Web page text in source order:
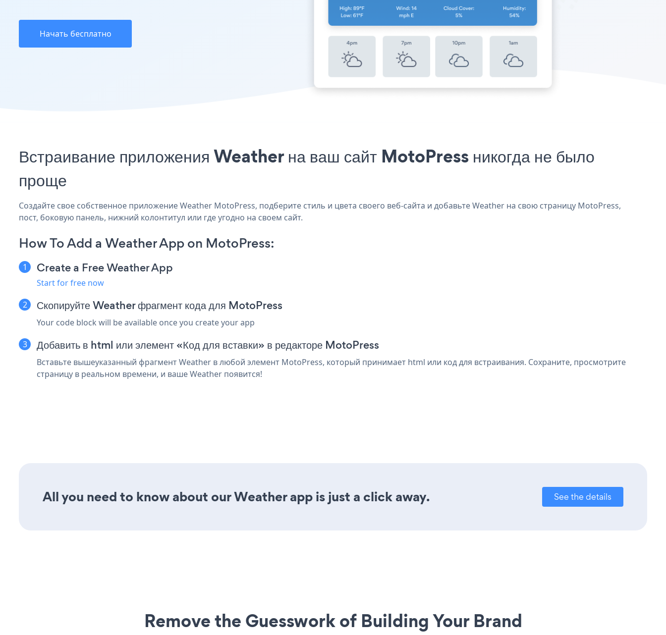
Начать бесплатно
Встраивание приложения Weather на ваш сайт MotoPress никогда не было
проще
Создайте свое собственное приложение Weather MotoPress, подберите стиль и цвета своего веб-сайта и добавьте Weather на свою страницу MotoPress,
пост, боковую панель, нижний колонтитул или где угодно на своем сайт.
How To Add a Weather App on MotoPress:
Create a Free Weather App
Start for free now
Скопируйте Weather фрагмент кода для MotoPress
Your code block will be available once you create your app
Добавить в html или элемент «Код для вставки» в редакторе MotoPress
Вставьте вышеуказанный фрагмент Weather в любой элемент MotoPress, который принимает html или код для встраивания. Сохраните, просмотрите
страницу в реальном времени, и ваше Weather появится!
All you need to know about our Weather app is just a click away. See the details
Remove the Guesswork of Building Your Brand